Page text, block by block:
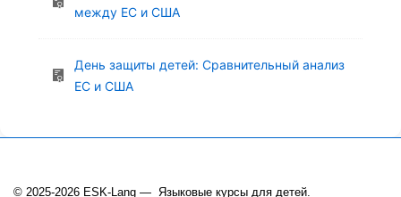
между ЕС и США
День защиты детей: Сравнительный анализ
ЕС и США
© 2025-2026 ESK-Lang — Языковые курсы для детей.